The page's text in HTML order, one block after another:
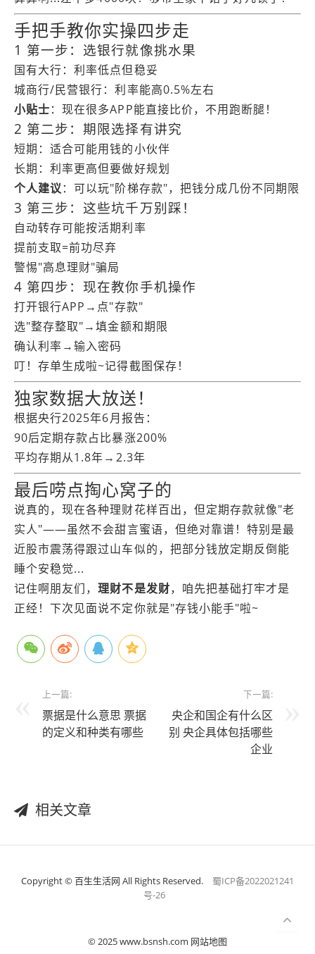
手把手教你实操四步走
1 第一步：选银行就像挑水果
国有大行：利率低点但稳妥
城商行/民营银行：利率能高0.5%左右
小贴士：现在很多APP能直接比价，不用跑断腿！
2 第二步：期限选择有讲究
短期：适合可能用钱的小伙伴
长期：利率更高但要做好规划
个人建议：可以玩"阶梯存款"，把钱分成几份不同期限
3 第三步：这些坑千万别踩！
自动转存可能按活期利率
提前支取=前功尽弃
警惕"高息理财"骗局
4 第四步：现在教你手机操作
打开银行APP→点"存款"
选"整存整取"→填金额和期限
确认利率→输入密码
叮！存单生成啦~记得截图保存！
独家数据大放送！
根据央行2025年6月报告：
90后定期存款占比暴涨200%
平均存期从1.8年→2.3年
最后唠点掏心窝子的
说真的，现在各种理财花样百出，但定期存款就像"老
实人"——虽然不会甜言蜜语，但绝对靠谱！特别是最
近股市震荡得跟过山车似的，把部分钱放定期反倒能
睡个安稳觉...
记住啊朋友们，理财不是发财，咱先把基础打牢才是
正经！下次见面说不定你就是"存钱小能手"啦~
上一篇:
票据是什么意思 票据
的定义和种类有哪些
下一篇:
央企和国企有什么区
别 央企具体包括哪些
企业
相关文章
Copyright © 百生生活网 All Rights Reserved.
蜀ICP备2022021241
号-26
© 2025 www.bsnsh.com 网站地图